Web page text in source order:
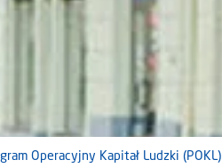
Operacyjny Kapitał Ludzki (POKL)